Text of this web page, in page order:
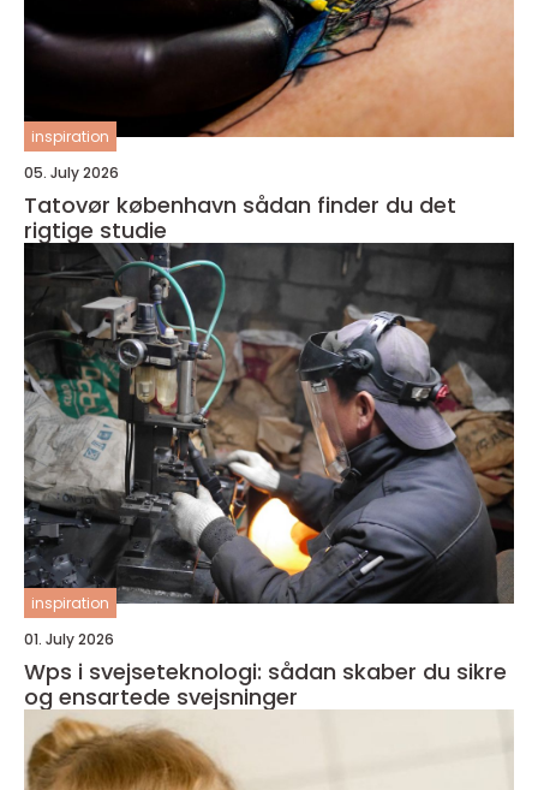
inspiration
05. July 2026
Tatovør københavn sådan finder du det
rigtige studie
inspiration
01. July 2026
Wps i svejseteknologi: sådan skaber du sikre
og ensartede svejsninger